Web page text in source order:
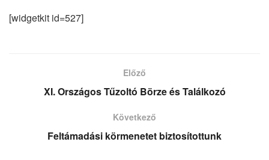
[widgetkit id=527]
Előző
XI. Országos Tűzoltó Börze és Találkozó
Következő
Feltámadási körmenetet biztosítottunk